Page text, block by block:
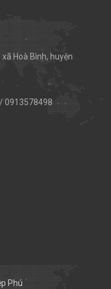
Hoà Bình, huyện
0913578498
Phú